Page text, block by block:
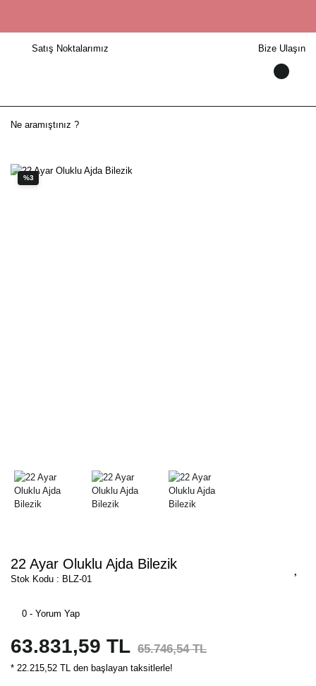
Satış Noktalarımız Bize Ulaşın
%3
22 Ayar Oluklu Ajda Bilezik
Stok Kodu : BLZ-01
0 - Yorum Yap
63.831,59 TL 65.746,54 TL
* 22.215,52 TL den başlayan taksitlerle!